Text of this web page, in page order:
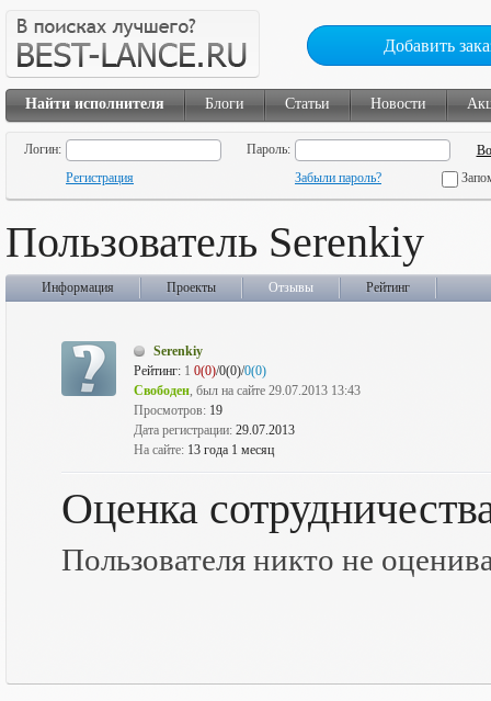
Добавить
Найти исполнителя Блоги Статьи Новости
Логин:
Пароль:
Регистрация
Забыли пароль?
Пользователь Serenkiy
Информация Проекты Отзывы Рейтинг
Serenkiy
Рейтинг: 1 0(0)/0(0)/0(0)
Свободен, был на сайте 29.07.2013 13:43
Просмотров: 19
Дата регистрации: 29.07.2013
На сайте: 13 года 1 месяц
Оценка
Пользователя никто не